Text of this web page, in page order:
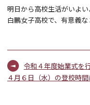
明日から高校生活がいよい
白鵬女子高校で、有意義
令和４年度始業式を
４月６日（水）の登校時